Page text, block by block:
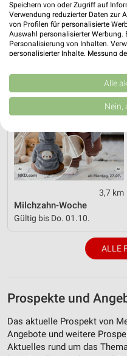
NKD
3,7 km
Milchzahn-Woche
Gültig bis Do. 01.10.
ALLE
Prospekte und
Das aktuelle Prospekt von
Angebote und weitere
Aktuelles rund um das
Speichern von oder Zugriff auf
Verwendung reduzierter Daten zur
von Profilen für personalisierte
Auswahl personalisierter Werbung.
Personalisierung von Inhalten.
personalisierter Inhalte. Messung
Kombinationen von Daten aus
Verbesserung der Angebote.
von Inhalten.
Daten können außerhalb der
USA gesendet werden.
Website/App.
Partnerliste anzeigen (1 IAB-
Wir nutzen Ihre Daten für folgende
IAB-Verarbeitungszwecke:
Speichern von oder Zugriff
auf einem Endgerät
Verwendung von Profilen
personalisierter Werbung
Erstellung von Profilen zur
von Inhalten
Alle
Nein,